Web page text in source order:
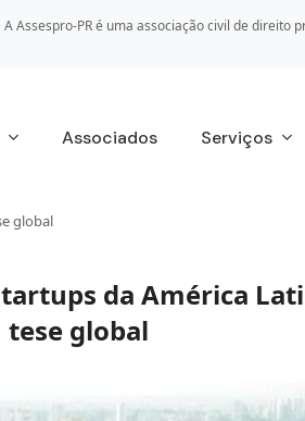
A Assespro-PR é uma associação civil de direito
Associados Serviços
global
da América
global